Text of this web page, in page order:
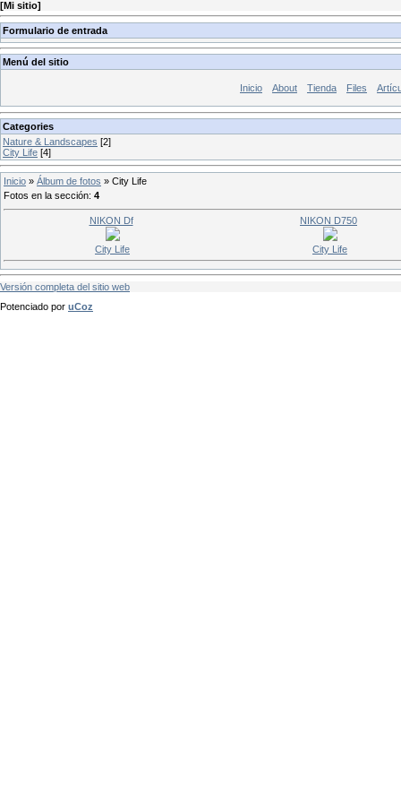
[Mi sitio]
Formulario de entrada
Menú del sitio
Inicio About Tienda Files
Categories
Nature & Landscapes [2]
City Life [4]
Inicio » Álbum de fotos » City Life
Fotos en la sección: 4
NIKON Df
City Life
NIKON D750
City Life
Versión completa del sitio web
Potenciado por uCoz